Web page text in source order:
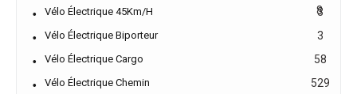
8
Vélo Électrique 45Km/h 3
Vélo Électrique Biporteur 3
Vélo Électrique Cargo 58
Vélo Électrique Chemin 529